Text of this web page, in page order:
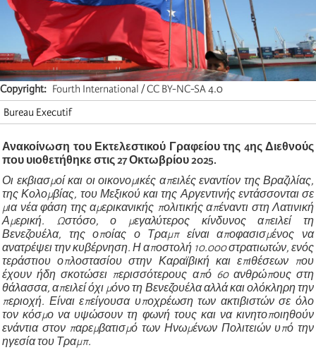
Copyright
Fourth International / CC BY-NC-SA 4.0
Bureau Executif
Ανακοίνωση του Εκτελεστικού Γραφείου της 4ης Διεθνούς
που υιοθετήθηκε στις 27 Οκτωβρίου 2025.
Οι εκβιασμοί και οι οικονομικές απειλές εναντίον της Βραζιλίας,
της Κολομβίας, του Μεξικού και της Αργεντινής εντάσσονται σε
μια νέα φάση της αμερικανικής πολιτικής απέναντι στη Λατινική
Αμερική. Ωστόσο, ο μεγαλύτερος κίνδυνος απειλεί τη
Βενεζουέλα, της οποίας ο Τραμπ είναι αποφασισμένος να
ανατρέψει την κυβέρνηση. Η αποστολή 10.000 στρατιωτών, ενός
τεράστιου οπλοστασίου στην Καραϊβική και επιθέσεων που
έχουν ήδη σκοτώσει περισσότερους από 60 ανθρώπους στη
θάλασσα, απειλεί όχι μόνο τη Βενεζουέλα αλλά και ολόκληρη την
περιοχή. Είναι επείγουσα υποχρέωση των ακτιβιστών σε όλο
τον κόσμο να υψώσουν τη φωνή τους και να κινητοποιηθούν
ενάντια στον παρεμβατισμό των Ηνωμένων Πολιτειών υπό την
ηγεσία του Τραμπ.